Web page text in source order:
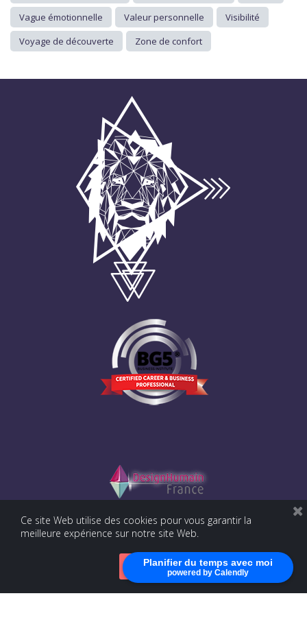
Planifier du temps avec moi
powered by Calendly
Vague émotionnelle
Valeur personnelle
Visibilité
Voyage de découverte
Zone de confort
Ce site Web utilise des cookies pour vous garantir la
meilleure expérience sur notre site Web.
Accepter